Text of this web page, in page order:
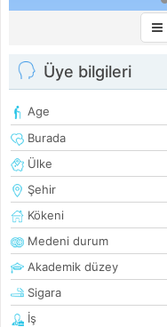
Üye bilgileri
Age
Burada
Ülke
Şehir
Kökeni
Medeni durum
Akademik düzey
Sigara
İş